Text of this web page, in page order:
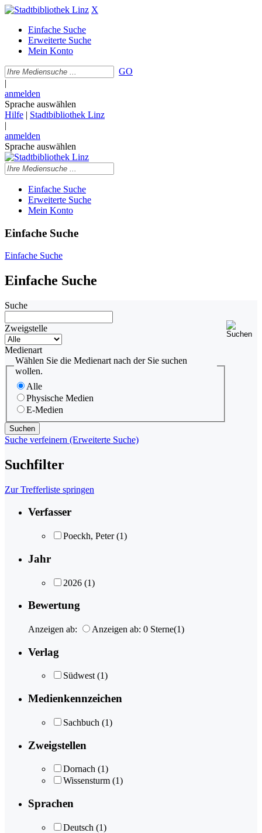
X
Einfache Suche
Erweiterte Suche
Mein Konto
GO
|
anmelden
Sprache auswählen
Hilfe | Stadtbibliothek Linz
|
anmelden
Sprache auswählen
Einfache Suche
Erweiterte Suche
Mein Konto
Einfache Suche
Einfache Suche
Einfache Suche
Suche
Zweigstelle
Medienart
Wählen Sie die Medienart nach der Sie suchen
wollen.
Alle
Physische Medien
E-Medien
Suche verfeinern (Erweiterte Suche)
Suchfilter
Zur Trefferliste springen
Verfasser
Poeckh, Peter (1)
Jahr
2026 (1)
Bewertung
Anzeigen ab: Anzeigen ab: 0 Sterne(1)
Verlag
Südwest (1)
Medienkennzeichen
Sachbuch (1)
Zweigstellen
Dornach (1)
Wissensturm (1)
Sprachen
Deutsch (1)